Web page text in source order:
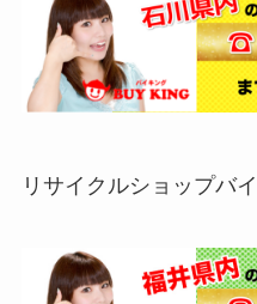
リサイクルショップバ